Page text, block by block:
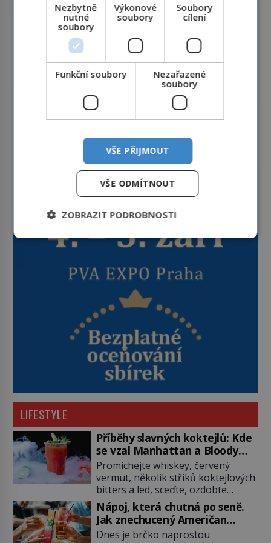
LIFESTYLE
Příběhy slavných koktejlů: Kde
se vzal Manhattan a Bloody
Mary?
Promíchejte whiskey, červený
vermut, několik střiků koktejlových
bitters a led, sceďte, ozdobte
koktejlovou třešinkou a tadá…
Manhattan je tu! A pokud to má být
skutečně on, dejte si pozor, ať
místo klasické americké rye
Nápoj, která chutná po seně.
Jak znechucený Američan
vymyslel brčko
Dnes je brčko naprostou
Nezbytně
nutné
soubory
Výkonové
soubory
Soubory
cílení
Funkční soubory
Nezařazené
soubory
VŠE PŘIJMOUT
VŠE ODMÍTNOUT
ZOBRAZIT PODROBNOSTI